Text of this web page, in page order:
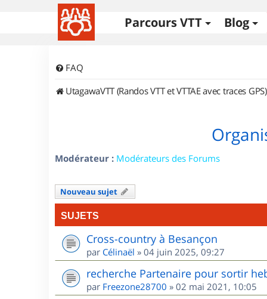
Parcours VTT Blog
FAQ
UtagawaVTT (Randos VTT et VTTAE avec traces GPS)
Modérateur : Modérateurs des Forums
Nouveau sujet
SUJETS
Cross-country à Besançon
par Célinaël » 04 juin 2025, 09:27
recherche Partenaire pour sortir
par Freezone28700 » 02 mai 2021, 10:05